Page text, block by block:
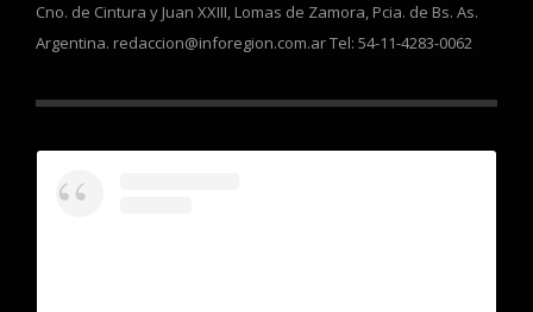
Cno. de Cintura y Juan XXIII, Lomas de Zamora, Pcia. de Bs. As.
Argentina. redaccion@inforegion.com.ar Tel: 54-11-4283-0062